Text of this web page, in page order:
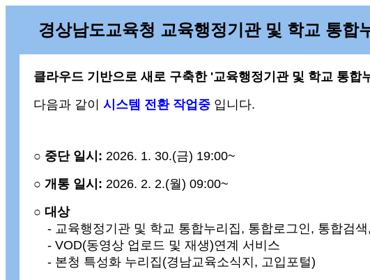
경상남도교육청 교육행정기관 및 학교 통합
클라우드 기반으로 새로 구축한 '교육행정기관 및 학교 통합
다음과 같이 시스템 전환 작업중 입니다.
○ 중단 일시: 2026. 1. 30.(금) 19:00~
○ 개통 일시: 2026. 2. 2.(월) 09:00~
○ 대상
- 교육행정기관 및 학교 통합누리집, 통합로그인, 통합검색
- VOD(동영상 업로드 및 재생)연계 서비스
- 본청 특성화 누리집(경남교육소식지, 고입포털)